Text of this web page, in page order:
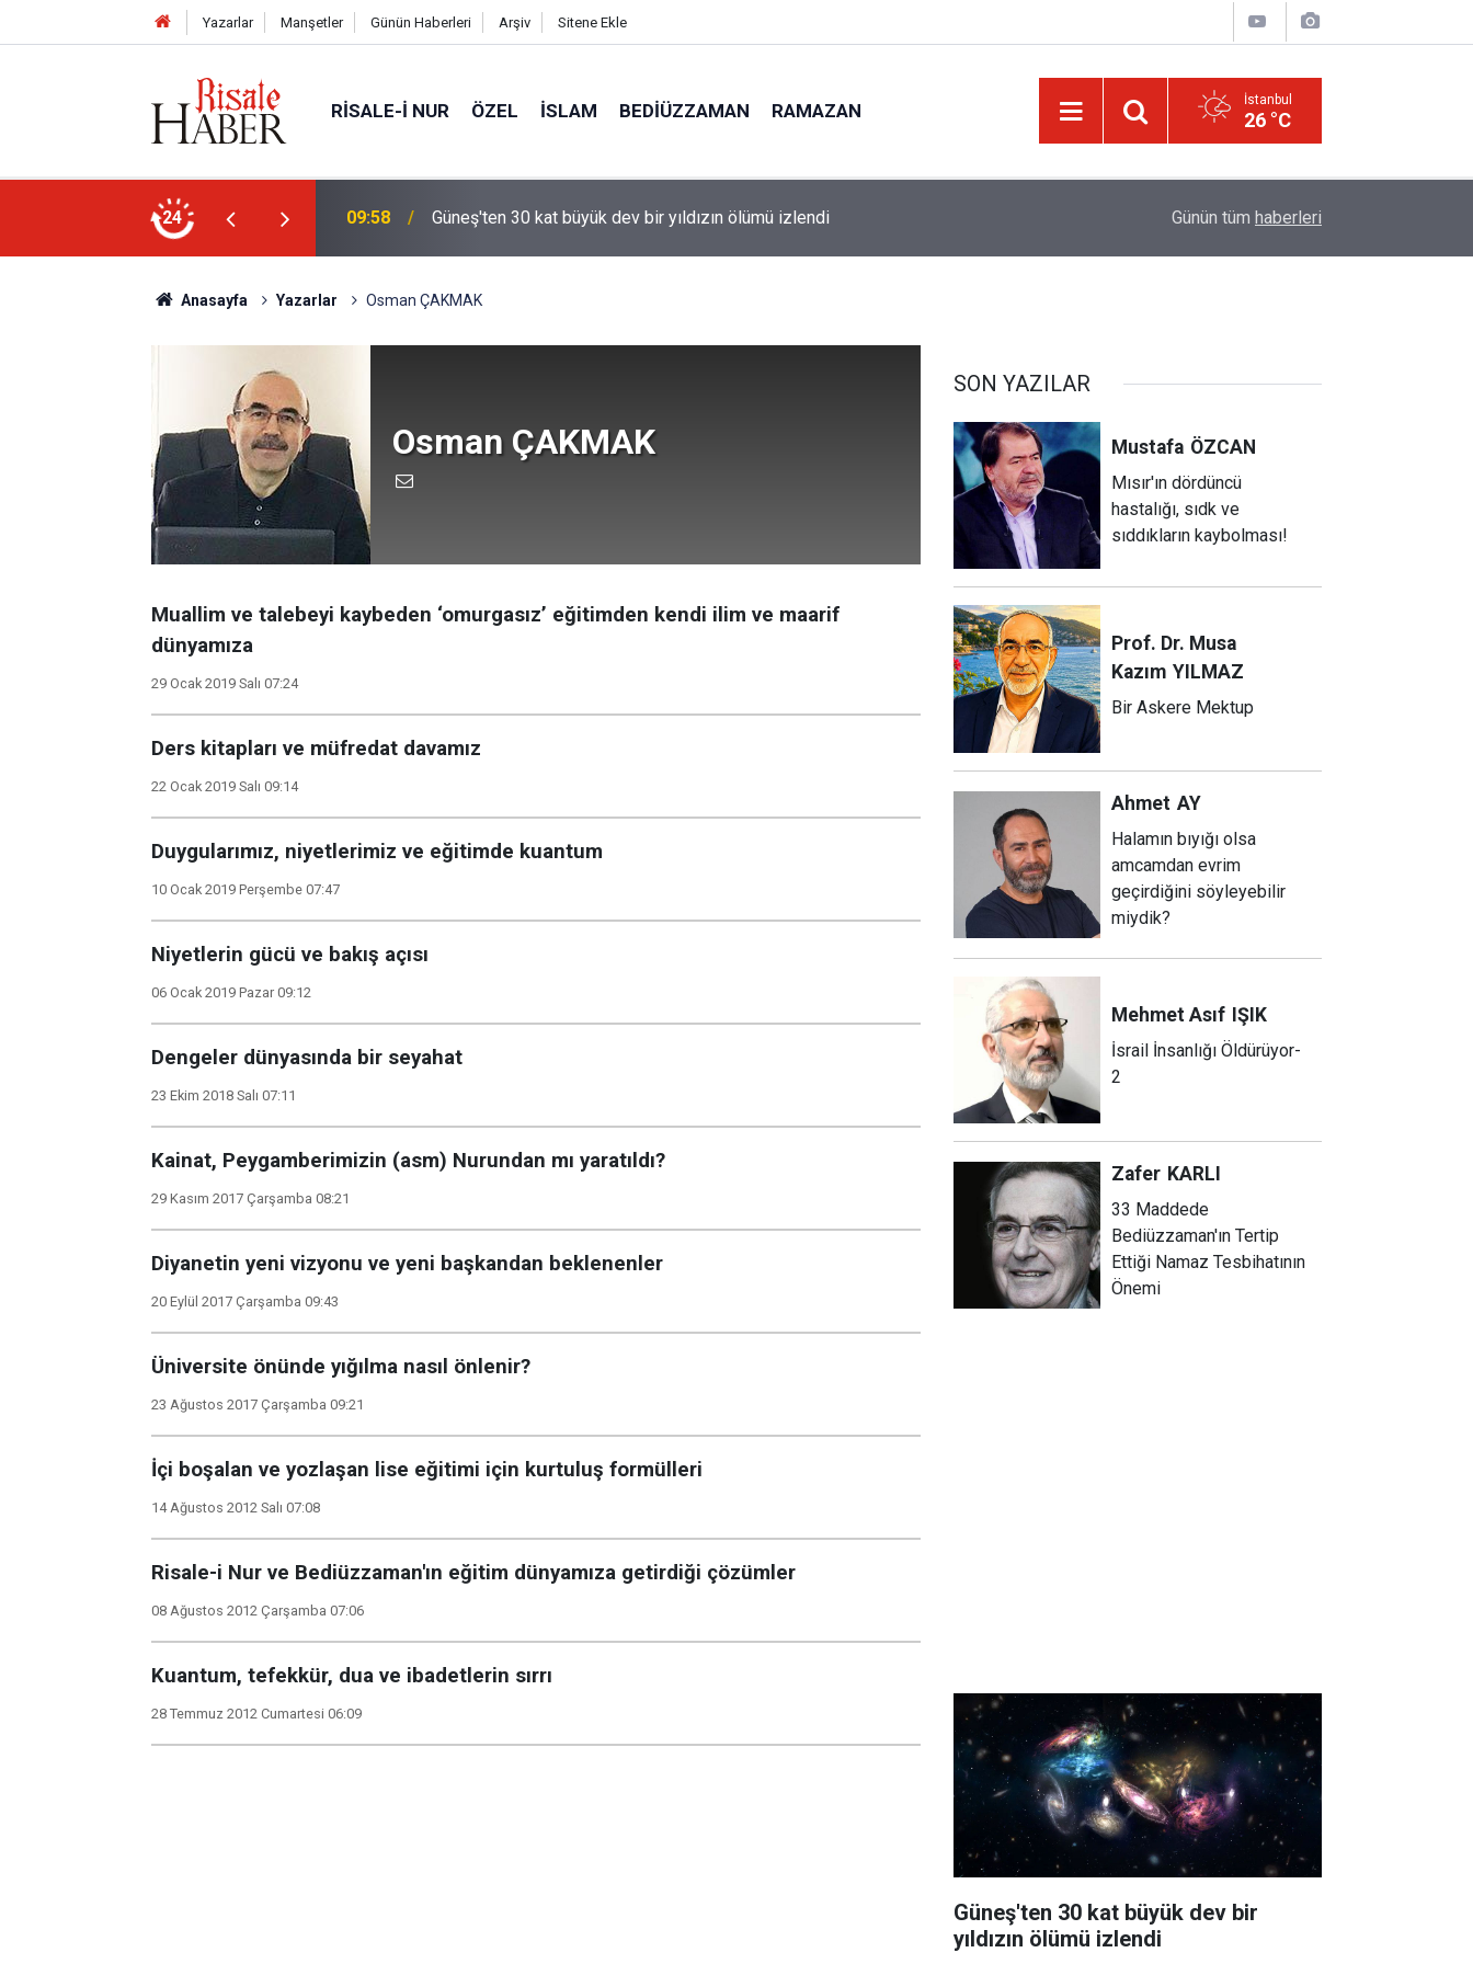
Yazarlar Manşetler Günün Haberleri Arşiv Sitene Ekle
RISALE-I NUR ÖZEL İSLAM BEDIÜZZAMAN RAMAZAN İstanbul
26 °C
24
ölümü izlendi 09:35 Bursa'daki bu caminin 'sunroof'u var! Gazze'de umudunu yitirmeyen arıcı, mesleğini
Günün tüm haberleri
Anasayfa Yazarlar Osman ÇAKMAK
Osman ÇAKMAK
Muallim ve talebeyi kaybeden ‘omurgasız’ eğitimden kendi ilim ve maarif
dünyamıza
29 Ocak 2019 Salı 07:24
Ders kitapları ve müfredat davamız
22 Ocak 2019 Salı 09:14
Duygularımız, niyetlerimiz ve eğitimde kuantum
10 Ocak 2019 Perşembe 07:47
Niyetlerin gücü ve bakış açısı
06 Ocak 2019 Pazar 09:12
Dengeler dünyasında bir seyahat
23 Ekim 2018 Salı 07:11
Kainat, Peygamberimizin (asm) Nurundan mı yaratıldı?
29 Kasım 2017 Çarşamba 08:21
Diyanetin yeni vizyonu ve yeni başkandan beklenenler
20 Eylül 2017 Çarşamba 09:43
Üniversite önünde yığılma nasıl önlenir?
23 Ağustos 2017 Çarşamba 09:21
İçi boşalan ve yozlaşan lise eğitimi için kurtuluş formülleri
14 Ağustos 2012 Salı 07:08
Risale-i Nur ve Bediüzzaman'ın eğitim dünyamıza getirdiği çözümler
08 Ağustos 2012 Çarşamba 07:06
Kuantum, tefekkür, dua ve ibadetlerin sırrı
28 Temmuz 2012 Cumartesi 06:09
SON YAZILAR
Mustafa ÖZCAN
Mısır'ın dördüncü
hastalığı, sıdk ve
sıddıkların kaybolması!
Prof. Dr. Musa
Kazım YILMAZ
Bir Askere Mektup
Ahmet AY
Halamın bıyığı olsa
amcamdan evrim
geçirdiğini söyleyebilir
miydik?
Mehmet Asıf IŞIK
İsrail İnsanlığı Öldürüyor-
2
Zafer KARLI
33 Maddede
Bediüzzaman'ın Tertip
Ettiği Namaz Tesbihatının
Önemi
Güneş'ten 30 kat büyük dev bir
yıldızın ölümü izlendi